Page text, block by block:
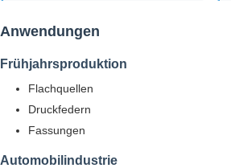
Anwendungen
Frühjahrsproduktion
Flachquellen
Druckfedern
Fassungen
Automobilindustrie